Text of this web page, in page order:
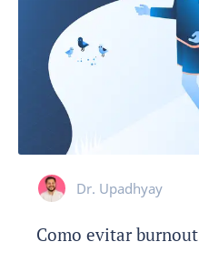
Dr. Upadhyay
Como evitar burnout